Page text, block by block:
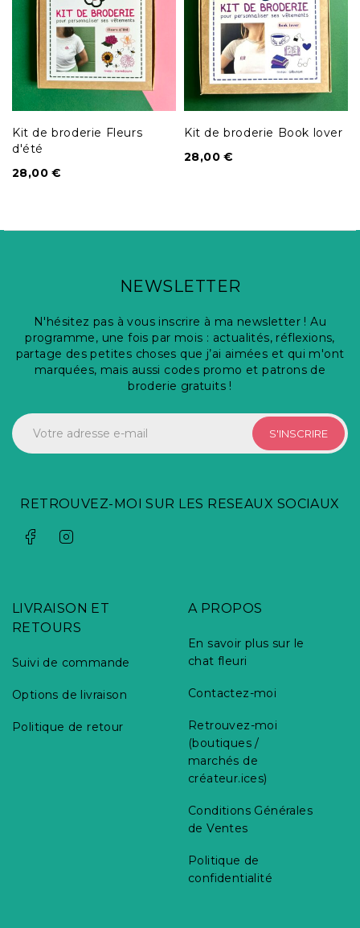
Kit de broderie Fleurs
d'été
28,00€
Kit de broderie Book lover
28,00€
A PROPOS
En savoir plus sur le
chat fleuri
Contactez-moi
Retrouvez-moi
(boutiques /
marchés de
créateur.ices)
Conditions Générales
de Ventes
Politique de
confidentialité
LIVRAISON ET
RETOURS
Suivi de commande
Options de livraison
Politique de retour
NEWSLETTER
N'hésitez pas à vous inscrire à ma newsletter ! Au
programme, une fois par mois : actualités, réflexions,
partage des petites choses que j’ai aimées et qui m'ont
marquées, mais aussi codes promo et patrons de
broderie gratuits !
S'INSCRIRE
RETROUVEZ-MOI SUR LES RESEAUX SOCIAUX